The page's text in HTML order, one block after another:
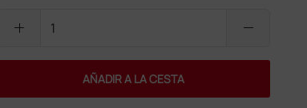
add remove
AÑADIR A LA CESTA